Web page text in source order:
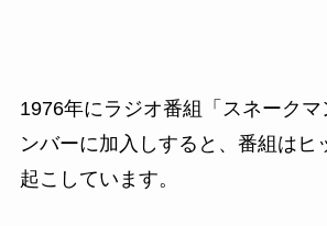
1976年にラジオ番組「スネークマ
ンバーに加入しすると、番組はヒ
起こしています。